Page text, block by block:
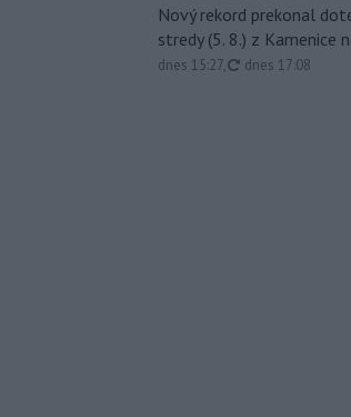
Nový rekord prekonal
stredy (5. 8.) z Kamenice
dnes 15:27, aktualizované
dnes 17:08